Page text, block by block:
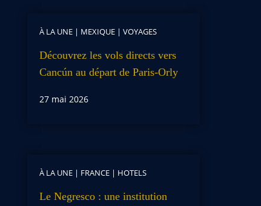
À LA UNE| MEXIQUE| VOYAGES
Découvrez les vols directs vers
Cancún au départ de Paris-Orly
27 mai 2026
À LA UNE| FRANCE| HOTELS
Le Negresco : une institution